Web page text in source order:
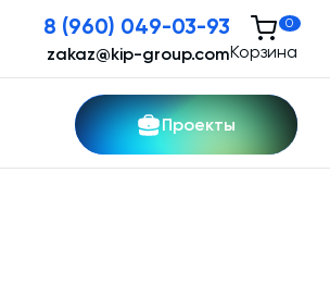
8 (960) 049-03-93
zakaz@kip-group.comКорзина
0
Проекты